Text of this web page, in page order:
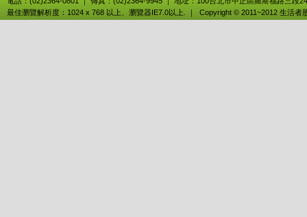
最佳瀏覽解析度：1024 x 768 以上、瀏覽器IE7.0以上. ｜ Copyright © 2011~2012 生活